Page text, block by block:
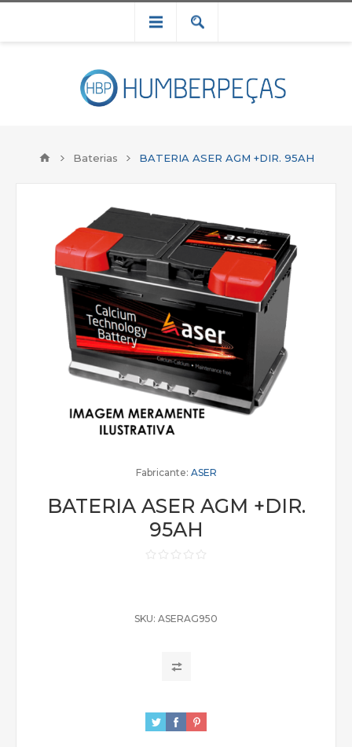
Baterias BATERIA ASER AGM +DIR. 95AH
Fabricante: ASER
BATERIA ASER AGM +DIR.
95AH
SKU: ASERAG950